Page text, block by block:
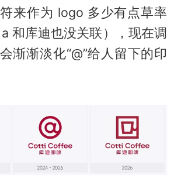
来作为 logo 多少有点草率
a 和库迪也没关联），现在调
渐渐淡化“@”给人留下的印